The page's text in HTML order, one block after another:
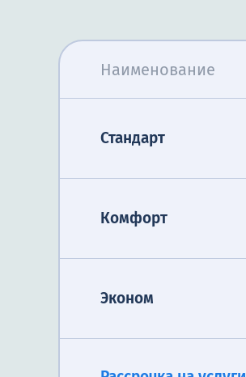
Наименование
Стандарт
Комфорт
Эконом